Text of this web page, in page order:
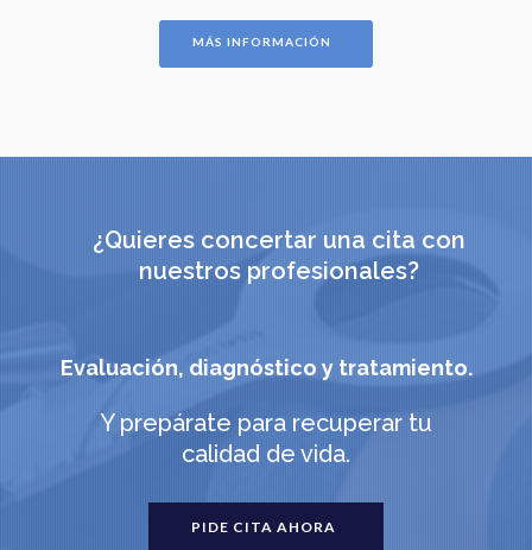
MÁS INFORMACIÓN
¿Quieres concertar una cita con
nuestros profesionales?
Evaluación, diagnóstico y tratamiento.
Y prepárate para recuperar tu
calidad de vida.
PIDE CITA AHORA